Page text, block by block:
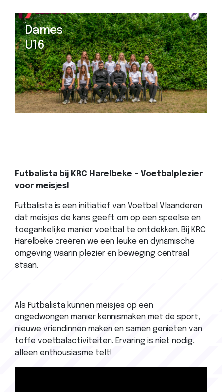
Dames
U16
Futbalista bij KRC Harelbeke – Voetbalplezier
voor meisjes!
Futbalista is een initiatief van Voetbal Vlaanderen
dat meisjes de kans geeft om op een speelse en
toegankelijke manier voetbal te ontdekken. Bij KRC
Harelbeke creëren we een leuke en dynamische
omgeving waarin plezier en beweging centraal
staan.
Als Futbalista kunnen meisjes op een
ongedwongen manier kennismaken met de sport,
nieuwe vriendinnen maken en samen genieten van
toffe voetbalactiviteiten. Ervaring is niet nodig,
alleen enthousiasme telt!